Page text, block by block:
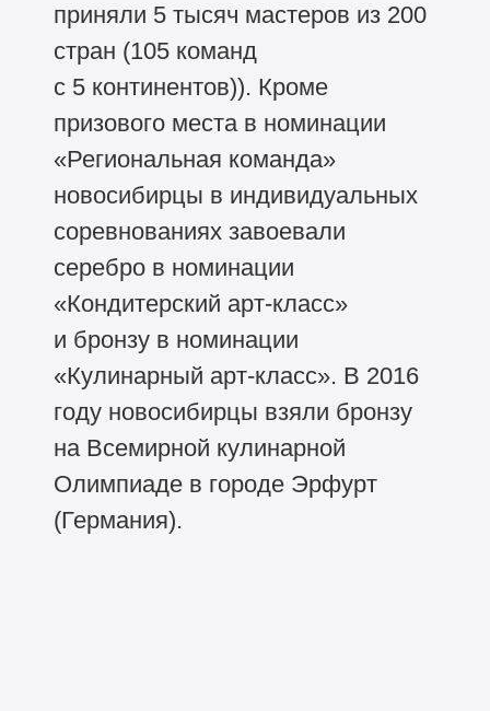
приняли 5 тысяч мастеров из 200
стран (105 команд
с 5 континентов)). Кроме
призового места в номинации
«Региональная команда»
новосибирцы в индивидуальных
соревнованиях завоевали
серебро в номинации
«Кондитерский арт-класс»
и бронзу в номинации
«Кулинарный арт-класс». В 2016
году новосибирцы взяли бронзу
на Всемирной кулинарной
Олимпиаде в городе Эрфурт
(Германия).